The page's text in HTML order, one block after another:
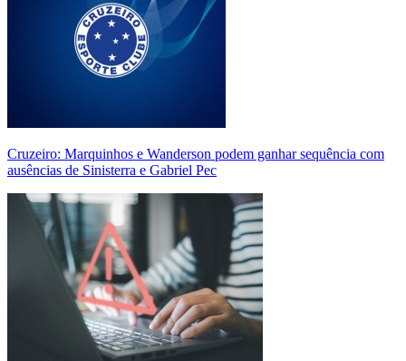
Cruzeiro: Marquinhos e Wanderson podem ganhar sequência com
ausências de Sinisterra e Gabriel Pec